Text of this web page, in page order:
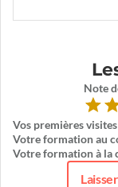
Note
Vos premières
Votre formation au
Votre formation à la